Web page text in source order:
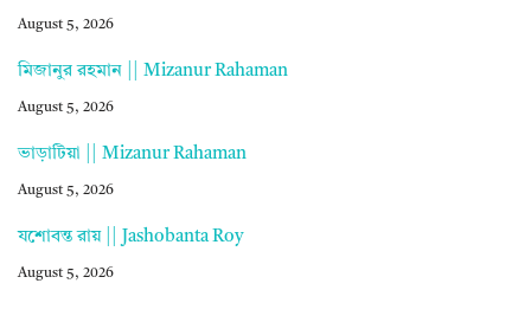
August 5, 2026
মিজানুর রহমান || Mizanur Rahaman
August 5, 2026
ভাড়াটিয়া || Mizanur Rahaman
August 5, 2026
যশোবন্ত রায় || Jashobanta Roy
August 5, 2026